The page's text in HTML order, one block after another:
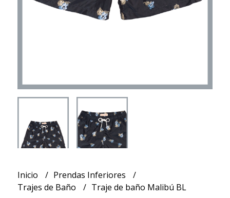
Inicio
Prendas Inferiores
Trajes de Baño
Traje de baño Malibú BL